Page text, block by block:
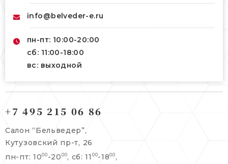
info@belveder-e.ru
пн-пт: 10:00-20:00
сб: 11:00-18:00
вс: выходной
info@belveder-e.ru
Берсеневский переулок, 3/10с7
+7 495 477 45 43
info@belveder-e.ru
+7 495 215 06 86
Салон “Бельведер”,
Кутузовский пр-т, 26
пн-пт: 1000 -20 00, сб: 11 00-1800 ,